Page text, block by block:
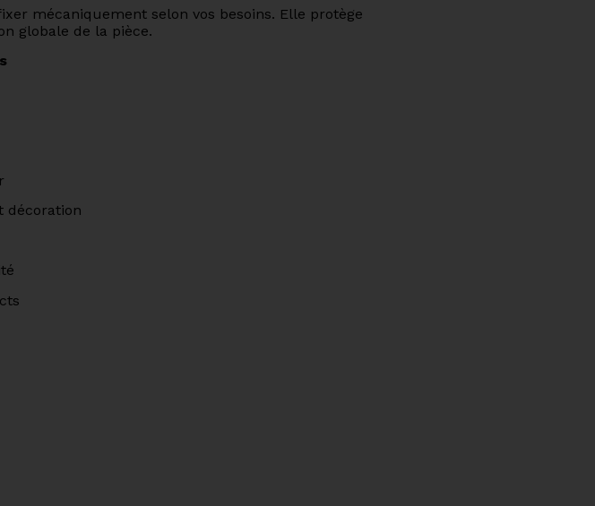
mécaniquement selon vos besoins. Elle protège
globale de la pièce.
décoration